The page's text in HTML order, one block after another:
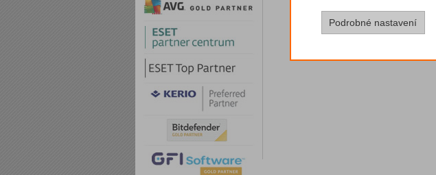
Podrobné nastavení